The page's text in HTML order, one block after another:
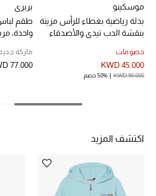
الحقائب
الموسم الجديد
دليل ملتزمات الحقائب
حقائب رجالية
حقائب الأطفال
موسكينو
بدلة رياضية بغطاء للرأس مزينة
بنقشة الدب تيدي والأصدقاء
خصومات
KWD 45.000
KWD 90.000 50% خصم
بربري
طقم
واحدة،
ماركة
77.000
اكتشف المزيد